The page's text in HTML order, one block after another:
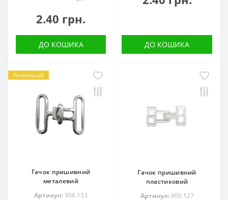
2.40 грн.
ДО КОШИКА ДО КОШИКА
Популярний
Гачок пришивний
металевий
Артикул:906.133
Гачок пришивний
пластиковий
Артикул:906.127